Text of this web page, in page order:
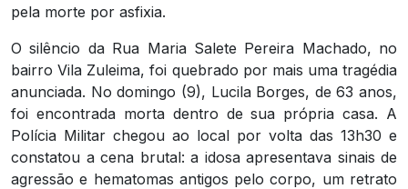
pela morte por asfixia.
O silêncio da Rua Maria Salete Pereira Machado, no
bairro Vila Zuleima, foi quebrado por mais uma tragédia
anunciada. No domingo (9), Lucila Borges, de 63 anos,
foi encontrada morta dentro de sua própria casa. A
Polícia Militar chegou ao local por volta das 13h30 e
constatou a cena brutal: a idosa apresentava sinais de
agressão e hematomas antigos pelo corpo, um retrato